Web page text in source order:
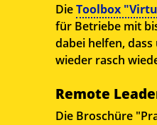
DieToolbox
für Betriebe mit
dabei helfen,
wieder rasch
Remote
Die Broschüre